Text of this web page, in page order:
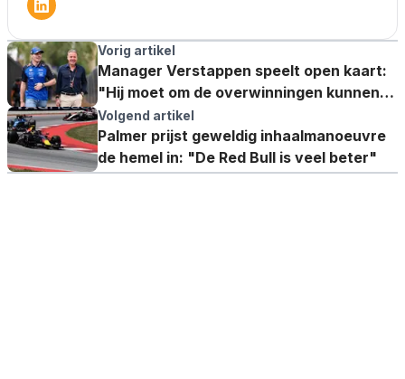
Vorig artikel
Manager Verstappen speelt open kaart:
"Hij moet om de overwinningen kunnen
strijden"
Volgend artikel
Palmer prijst geweldig inhaalmanoeuvre
de hemel in: "De Red Bull is veel beter"